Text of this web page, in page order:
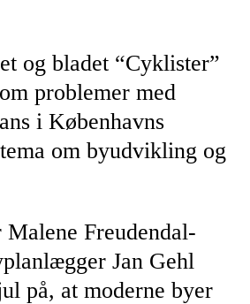
og bladet “Cyklister”
problemer med
i Københavns
om byudvikling og
Malene Freudendal-
Jan Gehl
på, at moderne byer